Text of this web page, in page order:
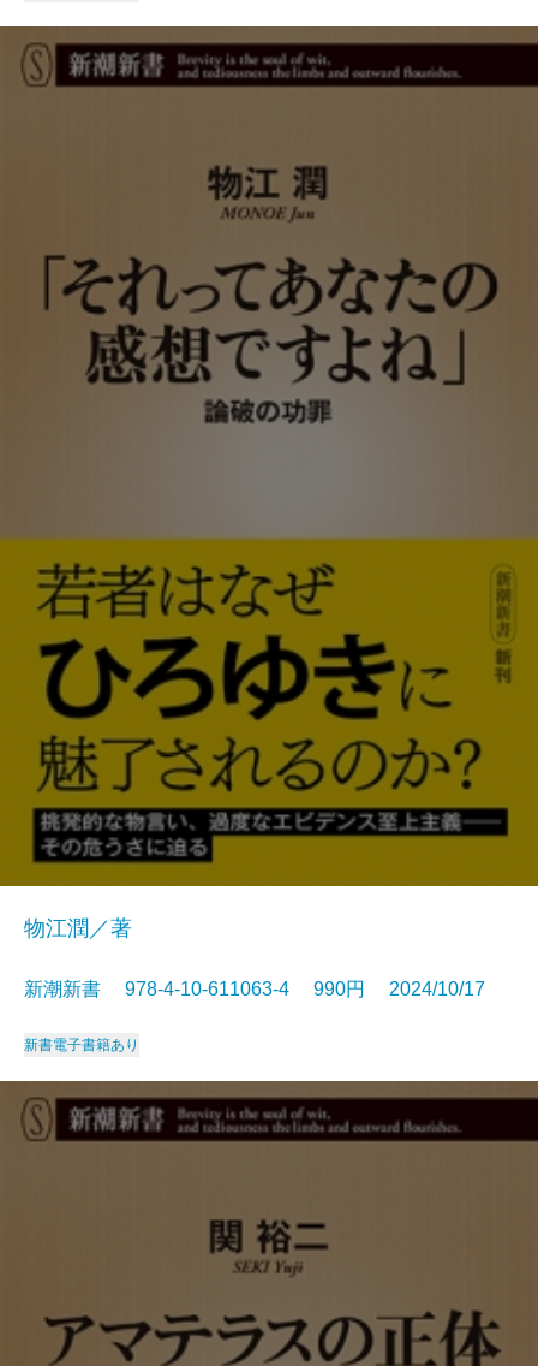
物江潤／著
新潮新書 978-4-10-611063-4 990円 2024/10/17
新書電子書籍あり